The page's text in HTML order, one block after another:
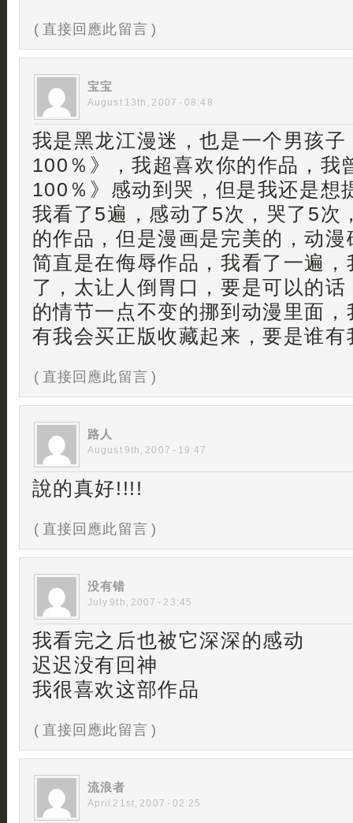
( 直接回應此留言 )
宝宝
August 13th, 2007 - 08:48
我是黑龙江漫迷，也是一个男孩
100％》，我超喜欢你的作品，我
100％》感动到哭，但是我还是想
我看了5遍，感动了5次，哭了5次
的作品，但是漫画是完美的，动
简直是在侮辱作品，我看了一遍
了，太让人倒胃口，要是可以的
的情节一点不变的挪到动漫里面
有我会买正版收藏起来，要是谁
( 直接回應此留言 )
路人
August 9th, 2007 - 19:47
說的真好!!!!
( 直接回應此留言 )
没有错
July 9th, 2007 - 23:45
我看完之后也被它深深的感动
迟迟没有回神
我很喜欢这部作品
( 直接回應此留言 )
流浪者
April 21st, 2007 - 02:25